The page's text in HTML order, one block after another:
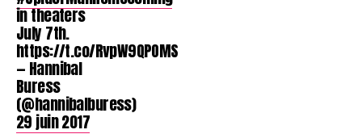
in theaters
July 7th.
https://t.co/RvpW9QPOMS
— Hannibal
Buress
(@hannibalburess)
29 juin 2017